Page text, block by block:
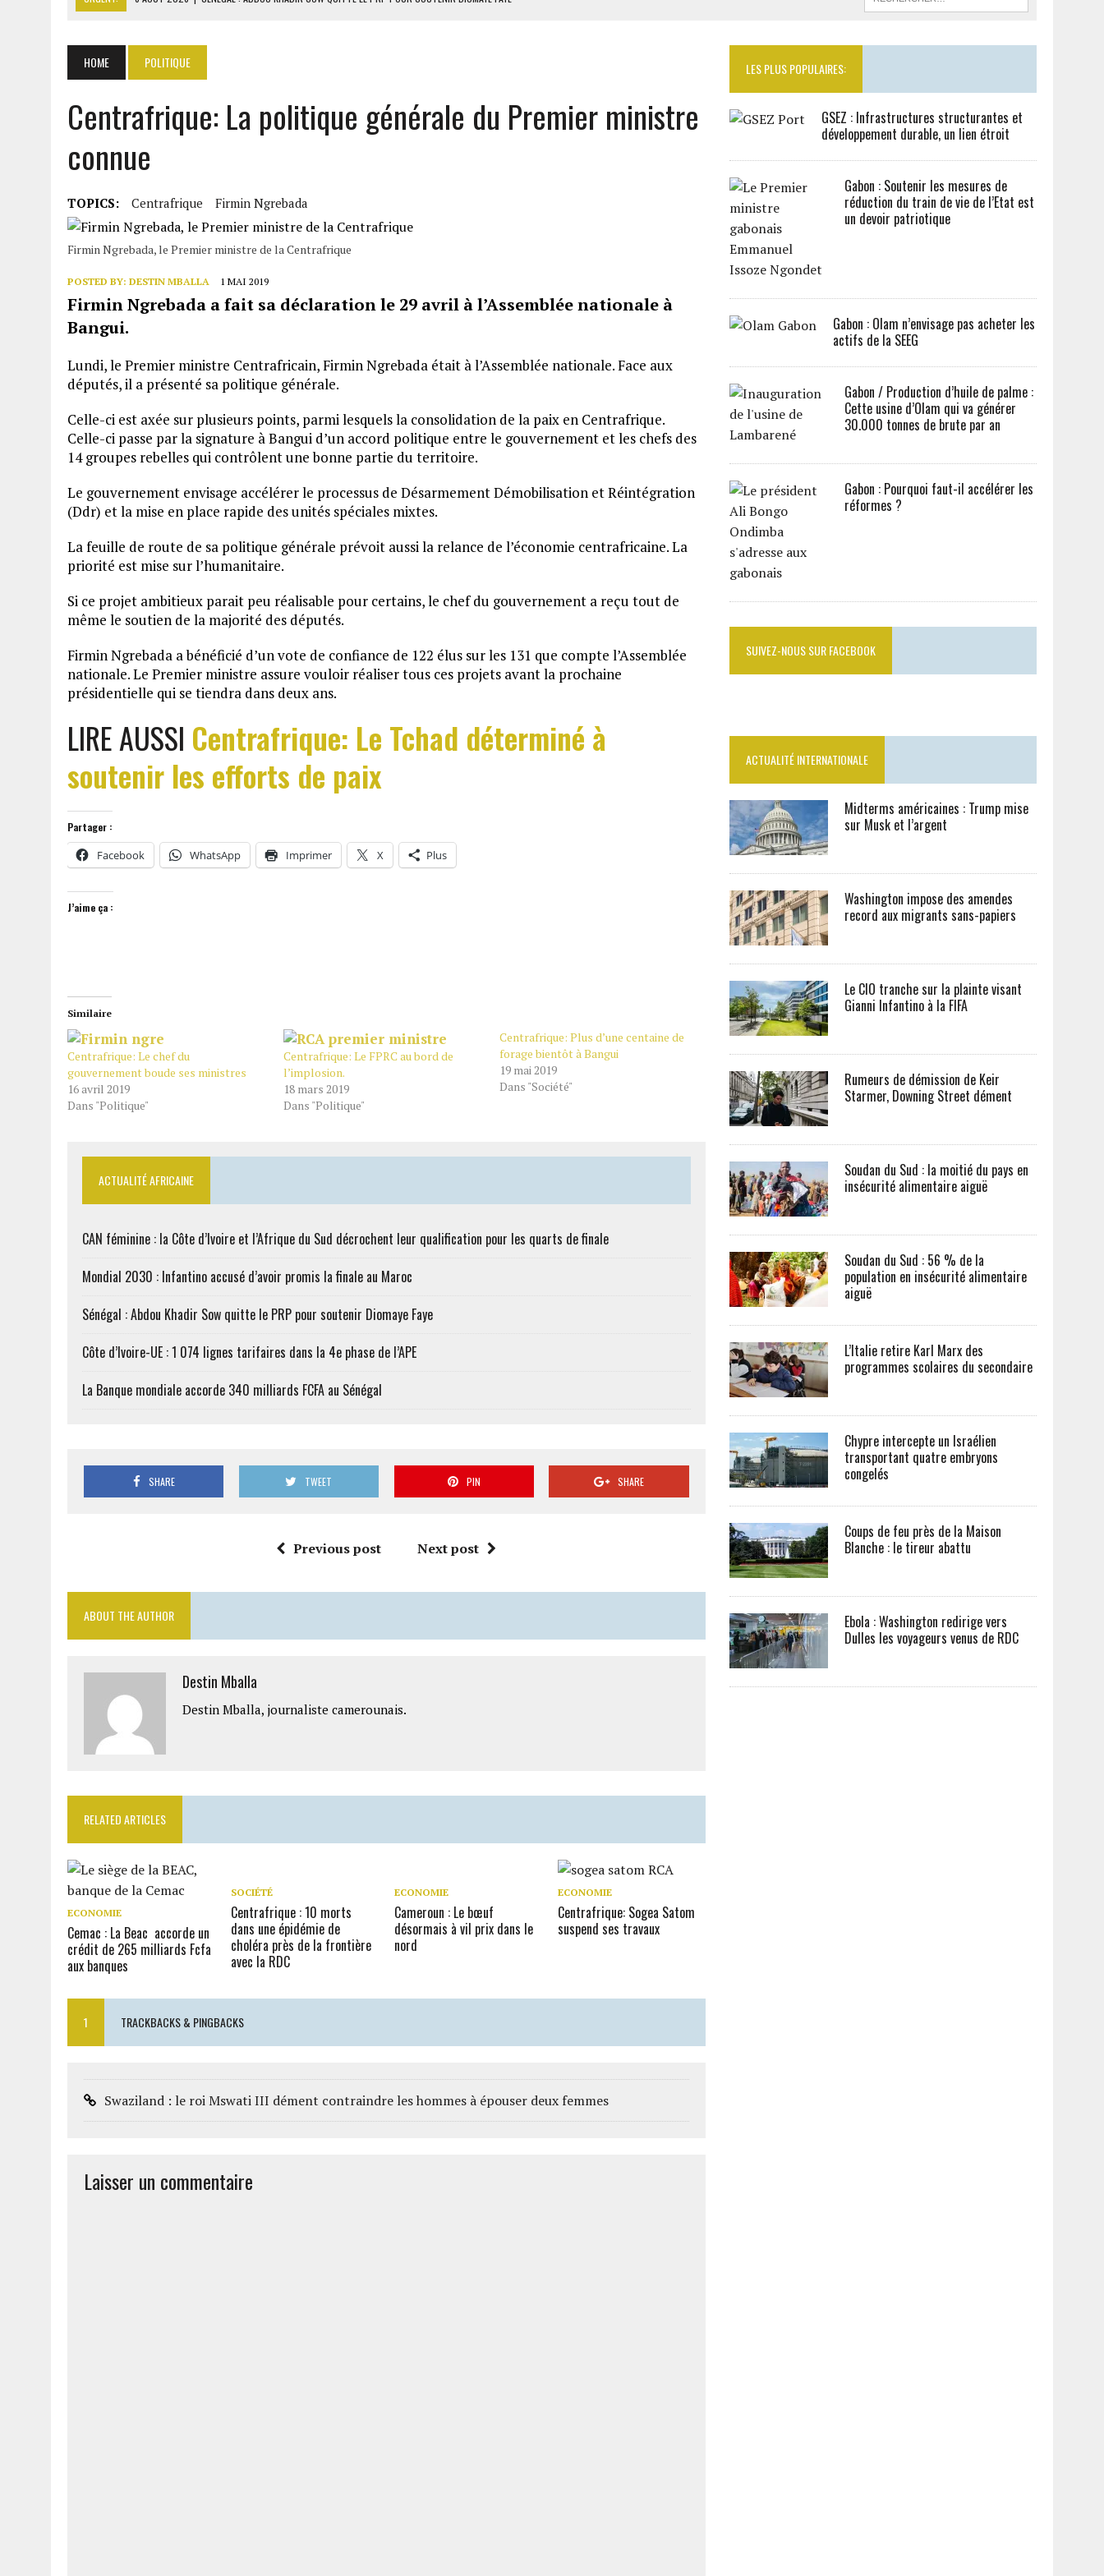
|
CÔTE D’IVOIRE-UE : 1 074 LIGNES TARIFAIRES DANS LA 4E PHASE DE L’APE
6 AOÛT 2026
CAN FÉMININE : LA CÔTE D’IVOIRE ET L’AFRIQUE DU SUD DÉCROCHENT LEUR QUALIFICATION POUR LES QUARTS DE FINALE
HOME POLITIQUE
Centrafrique: La politique générale du Premier ministre
connue
TOPICS: Centrafrique Firmin Ngrebada
Firmin Ngrebada, le Premier ministre de la Centrafrique
POSTED BY: DESTIN MBALLA 1 MAI 2019
Firmin Ngrebada a fait sa déclaration le 29 avril à l’Assemblée nationale à
Bangui.
Lundi, le Premier ministre Centrafricain, Firmin Ngrebada était à l’Assemblée nationale. Face aux
députés, il a présenté sa politique générale.
Celle-ci est axée sur plusieurs points, parmi lesquels la consolidation de la paix en Centrafrique.
Celle-ci passe par la signature à Bangui d’un accord politique entre le gouvernement et les chefs des
14 groupes rebelles qui contrôlent une bonne partie du territoire.
Le gouvernement envisage accélérer le processus de Désarmement Démobilisation et Réintégration
(Ddr) et la mise en place rapide des unités spéciales mixtes.
La feuille de route de sa politique générale prévoit aussi la relance de l’économie centrafricaine. La
priorité est mise sur l’humanitaire.
Si ce projet ambitieux parait peu réalisable pour certains, le chef du gouvernement a reçu tout de
même le soutien de la majorité des députés.
Firmin Ngrebada a bénéficié d’un vote de confiance de 122 élus sur les 131 que compte l’Assemblée
nationale. Le Premier ministre assure vouloir réaliser tous ces projets avant la prochaine
présidentielle qui se tiendra dans deux ans.
LIRE AUSSI Centrafrique: Le Tchad déterminé à
soutenir les efforts de paix
Partager :
Facebook WhatsApp Imprimer X Plus
J’aime ça :
Similaire
Centrafrique: Le chef du
gouvernement boude ses ministres
16 avril 2019
Dans "Politique"
Centrafrique: Le FPRC au bord de
l’implosion.
18 mars 2019
Dans "Politique"
Centrafrique: Plus d’une centaine de
forage bientôt à Bangui
19 mai 2019
Dans "Société"
ACTUALITÉ AFRICAINE
CAN féminine : la Côte d’Ivoire et l’Afrique du Sud décrochent leur qualification pour les quarts de finale
Mondial 2030 : Infantino accusé d’avoir promis la finale au Maroc
Sénégal : Abdou Khadir Sow quitte le PRP pour soutenir Diomaye Faye
Côte d’Ivoire-UE : 1 074 lignes tarifaires dans la 4e phase de l’APE
La Banque mondiale accorde 340 milliards FCFA au Sénégal
SHARE TWEET PIN SHARE
Previous post Next post
ABOUT THE AUTHOR
Destin Mballa
Destin Mballa, journaliste camerounais.
RELATED ARTICLES
ECONOMIE
Cemac : La Beac accorde un
crédit de 265 milliards Fcfa
aux banques
SOCIÉTÉ
Centrafrique : 10 morts
dans une épidémie de
choléra près de la frontière
avec la RDC
ECONOMIE
Cameroun : Le bœuf
désormais à vil prix dans le
nord
ECONOMIE
Centrafrique: Sogea Satom
suspend ses travaux
1 TRACKBACKS & PINGBACKS
Swaziland : le roi Mswati III dément contraindre les hommes à épouser deux femmes
Laisser un commentaire
LES PLUS POPULAIRES:
GSEZ : Infrastructures structurantes et
développement durable, un lien étroit
Gabon : Soutenir les mesures de
réduction du train de vie de l’Etat est
un devoir patriotique
Gabon : Olam n’envisage pas acheter les
actifs de la SEEG
Gabon / Production d’huile de palme :
Cette usine d’Olam qui va générer
30.000 tonnes de brute par an
Gabon : Pourquoi faut-il accélérer les
réformes ?
SUIVEZ-NOUS SUR FACEBOOK
ACTUALITÉ INTERNATIONALE
Midterms américaines : Trump mise
sur Musk et l’argent
Washington impose des amendes
record aux migrants sans-papiers
Le CIO tranche sur la plainte visant
Gianni Infantino à la FIFA
Rumeurs de démission de Keir
Starmer, Downing Street dément
Soudan du Sud : la moitié du pays en
insécurité alimentaire aiguë
Soudan du Sud : 56 % de la
population en insécurité alimentaire
aiguë
L’Italie retire Karl Marx des
programmes scolaires du secondaire
Chypre intercepte un Israélien
transportant quatre embryons
congelés
Coups de feu près de la Maison
Blanche : le tireur abattu
Ebola : Washington redirige vers
Dulles les voyageurs venus de RDC